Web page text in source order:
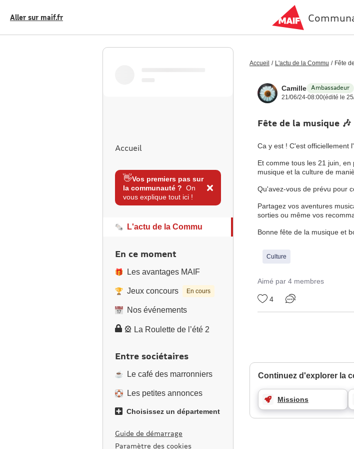
Aller sur maif.fr
Accueil
👋Vos premiers pas sur
la communauté ? On
vous explique tout ici !
L'actu de la Commu
En ce moment
Les avantages MAIF
Jeux concours En cours
Nos événements
🎡 La Roulette de l’été 2
Entre sociétaires
Le café des marronniers
Les petites annonces
Choisissez un département
Guide de démarrage
Paramètre des cookies
Accueil / L'actu de la Commu / Fête
Camille Ambassadeur
21/06/24-08:00(édité le
Fête de la musique 🎶
Ca y est ! C'est officiellement
Et comme tous les 21 juin,
musique et la culture de
Qu'avez-vous de prévu pour
Partagez vos aventures
sorties ou même vos
Bonne fête de la musique et
Culture
Aimé par 4 membres
4
Continuez d'explorer la
Missions